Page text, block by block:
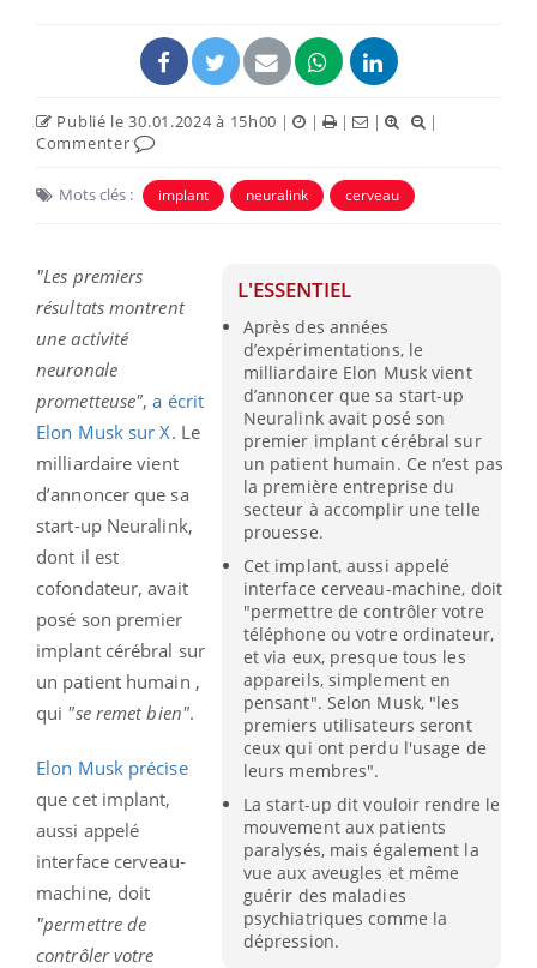
Publié le 30.01.2024 à 15h00 | | | |
|
Commenter
Mots clés : implant neuralink cerveau
L'ESSENTIEL
Après des années
d’expérimentations, le
milliardaire Elon Musk vient
d’annoncer que sa start-up
Neuralink avait posé son
premier implant cérébral sur
un patient humain. Ce n’est pas
la première entreprise du
secteur à accomplir une telle
prouesse.
Cet implant, aussi appelé
interface cerveau-machine, doit
"permettre de contrôler votre
téléphone ou votre ordinateur,
et via eux, presque tous les
appareils, simplement en
pensant". Selon Musk, "les
premiers utilisateurs seront
ceux qui ont perdu l'usage de
leurs membres".
La start-up dit vouloir rendre le
mouvement aux patients
paralysés, mais également la
vue aux aveugles et même
guérir des maladies
psychiatriques comme la
dépression.
"Les premiers
résultats montrent
une activité
neuronale
prometteuse",a écrit
Elon Musk sur X. Le
milliardaire vient
d’annoncer que sa
start-up Neuralink,
dont il est
cofondateur, avait
posé son premier
implant cérébral sur
un patient humain ,
qui "se remet bien".
Elon Musk précise
que cet implant,
aussi appelé
interface cerveau-
machine, doit
"permettre de
contrôler votre